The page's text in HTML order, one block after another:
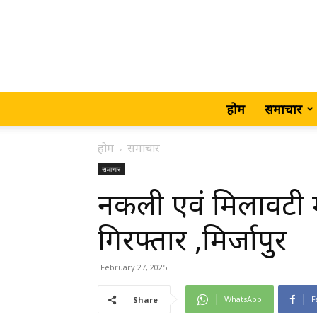
होम समाचार
होम समाचार
समाचार
नकली एवं
गिरफ्तार ,मिर्जापुर
February 27, 2025
Share WhatsApp